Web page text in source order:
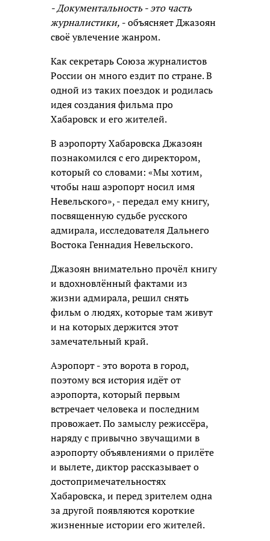
- Документальность - это часть
журналистики, - объясняет Джазоян
своё увлечение жанром.
Как секретарь Союза журналистов
России он много ездит по стране. В
одной из таких поездок и родилась
идея создания фильма про
Хабаровск и его жителей.
В аэропорту Хабаровска Джазоян
познакомился с его директором,
который со словами: «Мы хотим,
чтобы наш аэропорт носил имя
Невельского», - передал ему книгу,
посвященную судьбе русского
адмирала, исследователя Дальнего
Востока Геннадия Невельского.
Джазоян внимательно прочёл книгу
и вдохновлённый фактами из
жизни адмирала, решил снять
фильм о людях, которые там живут
и на которых держится этот
замечательный край.
Аэропорт - это ворота в город,
поэтому вся история идёт от
аэропорта, который первым
встречает человека и последним
провожает. По замыслу режиссёра,
наряду с привычно звучащими в
аэропорту объявлениями о прилёте
и вылете, диктор рассказывает о
достопримечательностях
Хабаровска, и перед зрителем одна
за другой появляются короткие
жизненные истории его жителей.